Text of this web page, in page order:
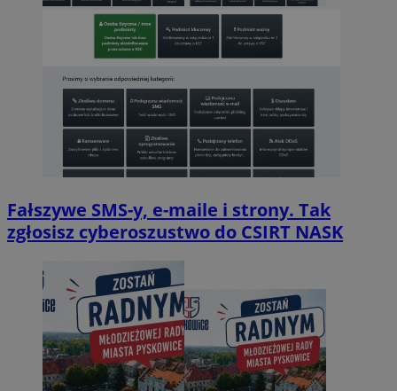
Fałszywe SMS-y, e-maile i strony. Tak
zgłosisz cyberoszustwo do CSIRT NASK